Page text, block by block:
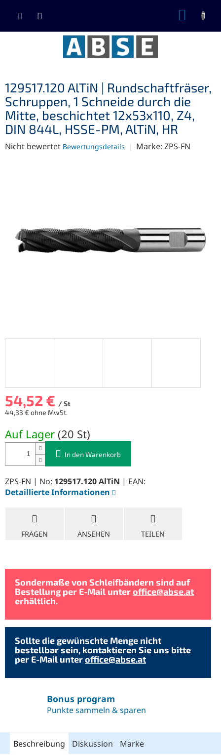
Inhalt
129517.120 AlTiN | Rundschaftfräser,
Schruppen, 1 Schneide durch die
Mitte, beschichtet 12x53x110, Z4,
DIN 844L, HSSE-PM, AlTiN, HR
Die
Nicht bewertet Bewertungsdetails Marke: ZPS-FN
54,52 € / St
44,33 € ohne MwSt.
Auf Lager (20 St)
In den Warenkorb
ZPS-FN | No: 129517.120 AlTiN | EAN:
Detaillierte Informationen
FRAGEN ANSEHEN TEILEN
Sondermaße von Schleifbändern sind auf
Bestellung per E-Mail unteroffice@abse.at
erhältlich.
Sollte die gewünschte Menge nicht
bestellbar sein, kontaktieren Sie uns bitte
per E-Mail unteroffice@abse.at
Bonus program
Punkte sammeln & sparen
Beschreibung Diskussion Marke